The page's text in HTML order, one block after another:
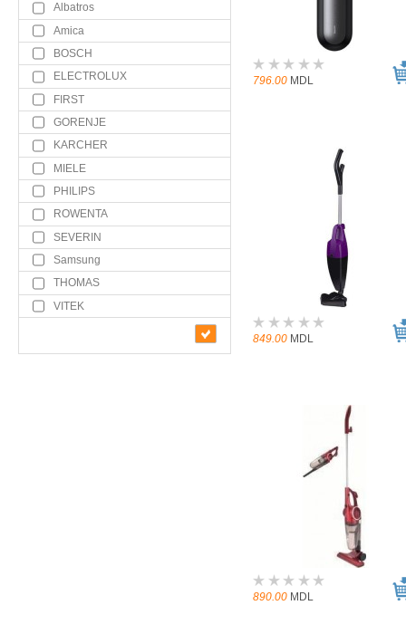
Albatros
Amica
BOSCH
ELECTROLUX
FIRST
GORENJE
KARCHER
MIELE
PHILIPS
ROWENTA
SEVERIN
Samsung
THOMAS
VITEK
796.00 MDL
849.00 MDL
890.00 MDL